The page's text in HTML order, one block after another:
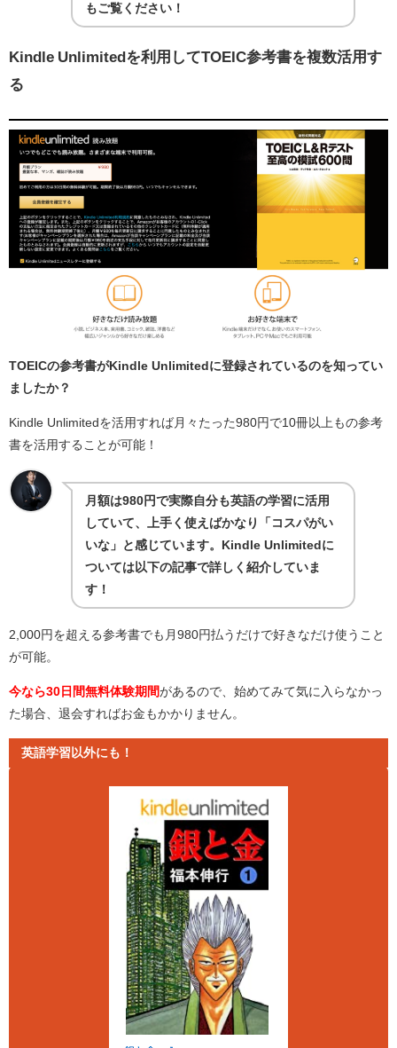
もご覧ください！
Kindle Unlimitedを利用してTOEIC参考書を複数活用す
る
TOEICの参考書がKindle Unlimitedに登録されているのを知ってい
ましたか？
Kindle Unlimitedを活用すれば月々たった980円で10冊以上もの参考
書を活用することが可能！
月額は980円で実際自分も英語の学習に活用
していて、上手く使えばかなり「コスパがい
いな」と感じています。Kindle Unlimitedに
ついては以下の記事で詳しく紹介していま
す！
2,000円を超える参考書でも月980円払うだけで好きなだけ使うこと
が可能。
今なら30日間無料体験期間があるので、始めてみて気に入らなかっ
た場合、退会すればお金もかかりません。
英語学習以外にも！